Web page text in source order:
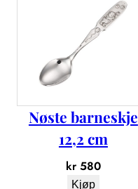
Nøste barneskje
12,2 cm
kr580
Kjøp